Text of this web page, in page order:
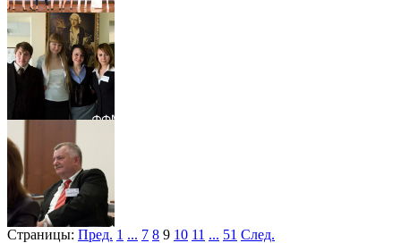
Страницы: Пред. 1 ... 7 8 9 10 11 ... 51 След.